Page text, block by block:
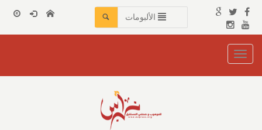
الألبومات
Toggle
navigation